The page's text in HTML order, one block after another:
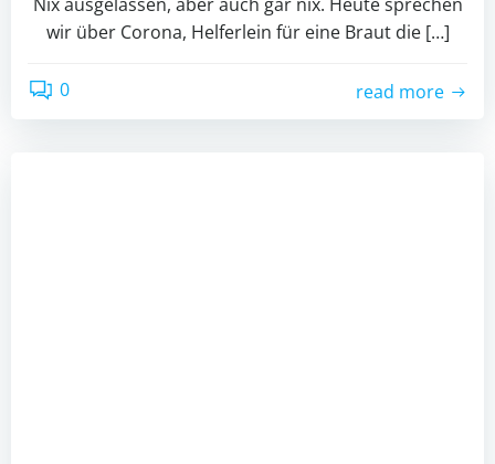
wir über Corona, Helferlein für eine Braut die […]
0 read more